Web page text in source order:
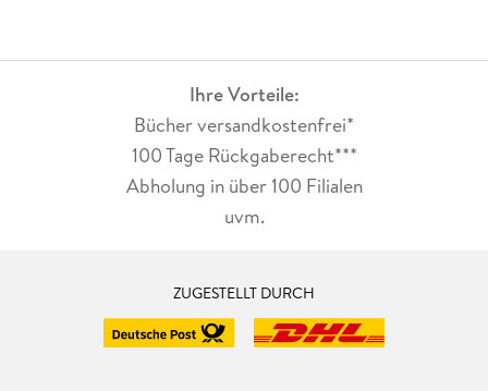
Ihre Vorteile:
Bücher versandkostenfrei*
100 Tage Rückgaberecht***
Abholung in über 100 Filialen
uvm.
ZUGESTELLT DURCH